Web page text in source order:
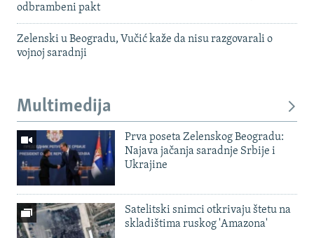
odbrambeni pakt
Zelenski u Beogradu, Vučić kaže da nisu razgovarali o
vojnoj saradnji
Multimedija
Prva poseta Zelenskog Beogradu:
Najava jačanja saradnje Srbije i
Ukrajine
Satelitski snimci otkrivaju štetu na
skladištima ruskog 'Amazona'